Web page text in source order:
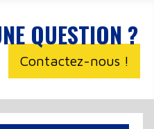
QUESTION ?
Contactez-nous !